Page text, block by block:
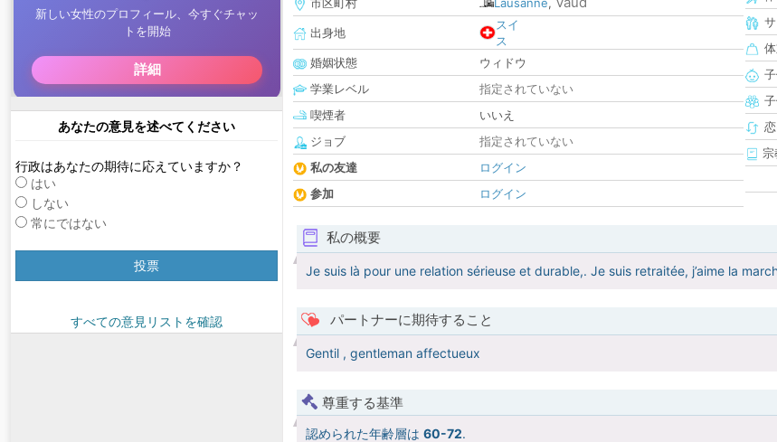
あなたの意見を述べてください
行政はあなたの期待に応えていますか？
はい
しない
常にではない
投票
すべての意見リストを確認
出身地
スイ
ス
婚姻状態
ウィドウ
学業レベル
指定されていない
喫煙者
いいえ
ジョブ
指定されていない
私の友達
ログイン
参加
ログイン
私の概要
Je suis là pour une relation sérieuse et durable,. Je suis retraitée, j’aime la
パートナーに期待すること
Gentil , gentleman affectueux
尊重する基準
認められた年齢層は 60-72.